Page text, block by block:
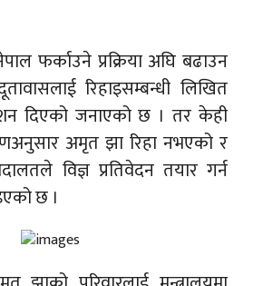
फर्काउने प्रक्रिया अघि बढाउन
रिहाइसम्बन्धी लिखित
दिएको जनाएको छ । तर केही
अमृत झा रिहा नभएको र
विज्ञ प्रतिवेदन तयार गर्न
छ ।